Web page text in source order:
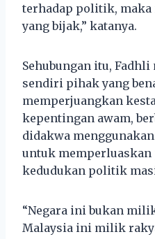
terhadap politik, maka
yang bijak,” katanya.
Sehubungan itu,
sendiri pihak yang
memperjuangkan
kepentingan awam,
didakwa
untuk memperluaskan
kedudukan politik
“Negara ini bukan
Malaysia ini milik